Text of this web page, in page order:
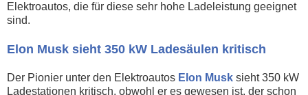
Elektroautos, die für diese sehr hohe Ladeleistung geeignet
sind.
Elon Musk sieht 350 kW Ladesäulen kritisch
Der Pionier unter den Elektroautos Elon Musk sieht 350 kW
Ladestationen kritisch, obwohl er es gewesen ist, der schon